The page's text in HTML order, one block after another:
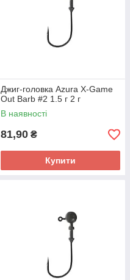
Джиг-головка Azura X-Game
Out Barb #2 1.5 г 2 г
В наявності
81,90 ₴
Купити